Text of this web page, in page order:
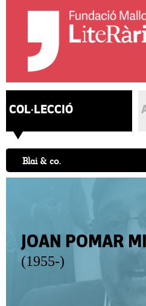
COL·LECCIÓ
Blai & co.
JOAN POMAR
(1955-)